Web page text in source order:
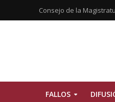
Consejo de la
FALLOS